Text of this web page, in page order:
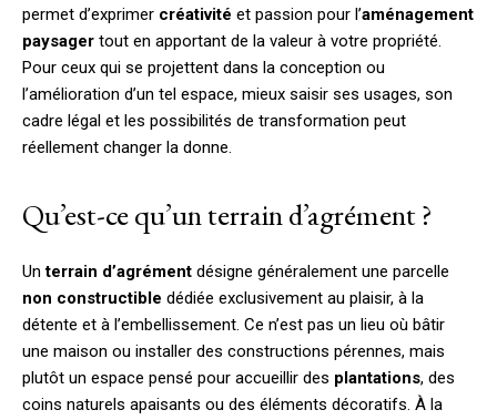
permet d’exprimer créativité et passion pour l’aménagement
paysager tout en apportant de la valeur à votre propriété.
Pour ceux qui se projettent dans la conception ou
l’amélioration d’un tel espace, mieux saisir ses usages, son
cadre légal et les possibilités de transformation peut
réellement changer la donne.
Qu’est-ce qu’un terrain d’agrément ?
Unterrain d’agrément désigne généralement une parcelle
non constructible dédiée exclusivement au plaisir, à la
détente et à l’embellissement. Ce n’est pas un lieu où bâtir
une maison ou installer des constructions pérennes, mais
plutôt un espace pensé pour accueillir des plantations, des
coins naturels apaisants ou des éléments décoratifs. À la